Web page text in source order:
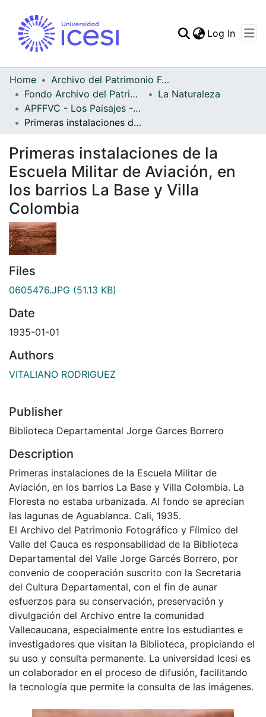
Statistics
Log In
Home
Archivo del Patrimonio Fotográfico y Fílmico del Valle del Cauca
Fondo Archivo del Patrimonio Fotográfico y Fílmico del Valle del Cauca
La Naturaleza
APFFVC - Los Paisajes - Patrimonial
Primeras instalaciones de la Escuela Militar de Aviación, en los barrios La Base y Villa Colombia
Primeras instalaciones de la
Escuela Militar de Aviación, en
los barrios La Base y Villa
Colombia
Files
0605476.JPG (51.13 KB)
Date
1935-01-01
Authors
VITALIANO RODRIGUEZ
Publisher
Biblioteca Departamental Jorge Garces Borrero
Description
Primeras instalaciones de la Escuela Militar de
Aviación, en los barrios La Base y Villa Colombia. La
Floresta no estaba urbanizada. Al fondo se aprecian
las lagunas de Aguablanca. Cali, 1935.
El Archivo del Patrimonio Fotográfico y Fílmico del
Valle del Cauca es responsabilidad de la Biblioteca
Departamental del Valle Jorge Garcés Borrero, por
convenio de cooperación suscrito con la Secretaria
del Cultura Departamental, con el fin de aunar
esfuerzos para su conservación, preservación y
divulgación del Archivo entre la comunidad
Vallecaucana, especialmente entre los estudiantes e
investigadores que visitan la Biblioteca, propiciando el
su uso y consulta permanente. La universidad Icesi es
un colaborador en el proceso de difusión, facilitando
la tecnología que permite la consulta de las imágenes.